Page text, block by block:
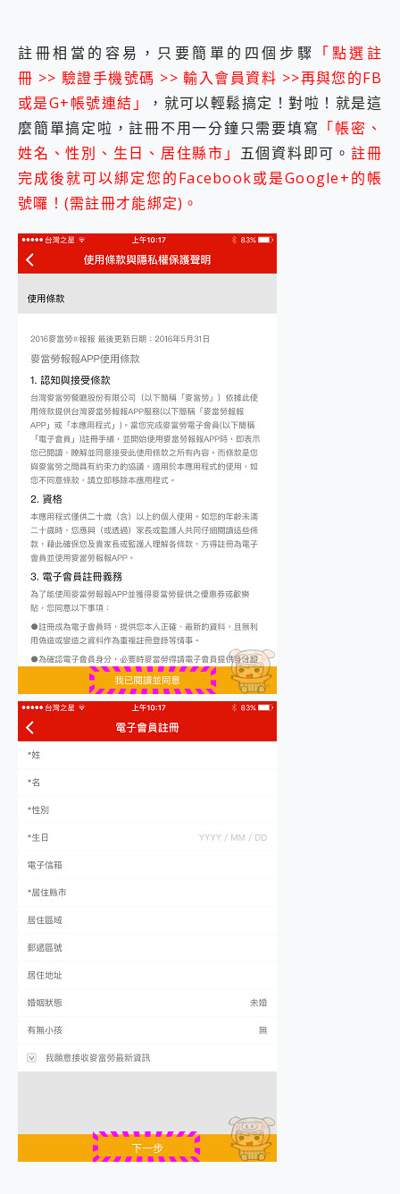
註冊相當的容易，只要簡單的四個步驟 「點選註
冊 >> 驗證手機號碼 >> 輸入會員資料 >>再與您的FB
或是G+帳號連結」
，就可以輕鬆搞定！對啦！就是這
麼簡單搞定啦，註冊不用一分鐘只需要填寫 「帳密、
姓名、性別、生日、居住縣市」 五個資料即可。 註冊
完成後就可以綁定您的Facebook或是Google+的帳
號囉！(需註冊才能綁定)。